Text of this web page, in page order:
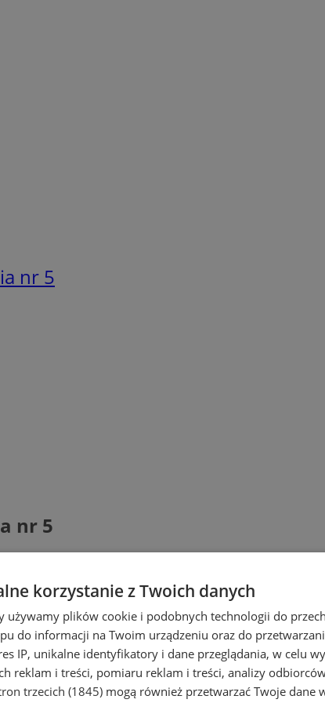
nr 5
nr 5
korzystanie z Twoich danych
używamy plików cookie i podobnych technologii do
do informacji na Twoim urządzeniu oraz do
IP, unikalne identyfikatory i dane przeglądania, w celu
reklam i treści, pomiaru reklam i treści, analizy
trzecich (1845) mogą również przetwarzać Twoje dane